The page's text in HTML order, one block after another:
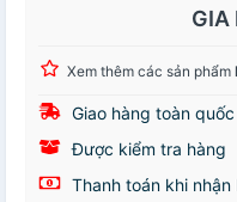
GIA
Xem thêm các sản phẩm
Giao hàng toàn quốc
Được kiểm tra hàng
Thanh toán khi nhận